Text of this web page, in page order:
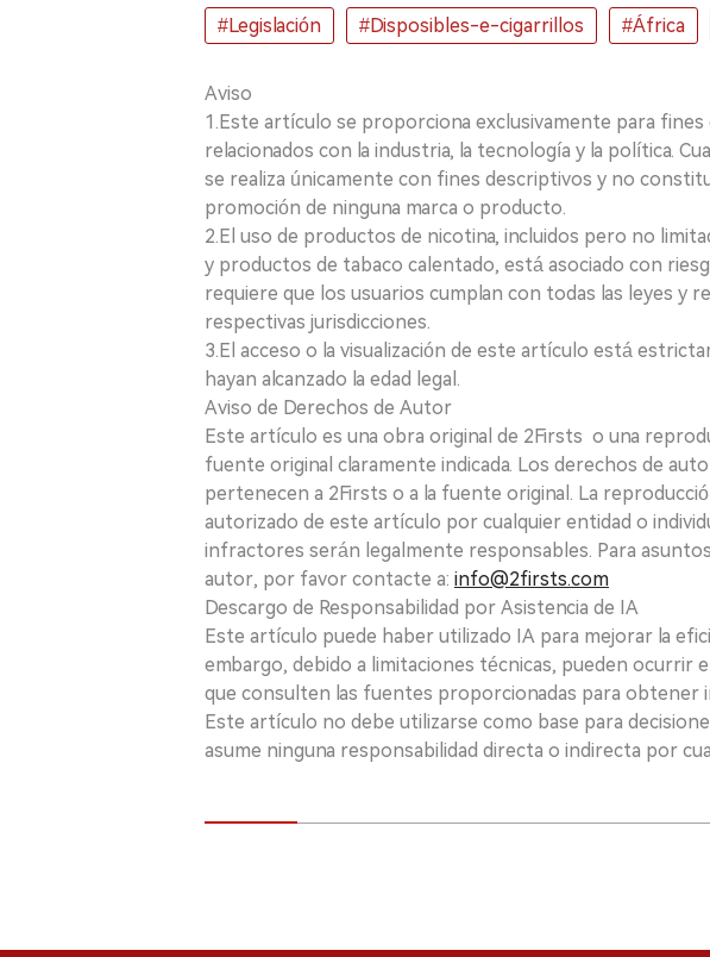
#Legislación #Disposibles-e-cigarrillos #África
Aviso
1.Este artículo se proporciona exclusivamente para fines
relacionados con la industria, la tecnología y la política.
se realiza únicamente con fines descriptivos y no
promoción de ninguna marca o producto.
2.El uso de productos de nicotina, incluidos pero no
y productos de tabaco calentado, está asociado con
requiere que los usuarios cumplan con todas las leyes y
respectivas jurisdicciones.
3.El acceso o la visualización de este artículo está
hayan alcanzado la edad legal.
Aviso de Derechos de Autor
Este artículo es una obra original de 2Firsts o una
fuente original claramente indicada. Los derechos de
pertenecen a 2Firsts o a la fuente original. La
autorizado de este artículo por cualquier entidad o
infractores serán legalmente responsables. Para
autor, por favor contacte a: info@2firsts.com
Descargo de Responsabilidad por Asistencia de IA
Este artículo puede haber utilizado IA para mejorar la
embargo, debido a limitaciones técnicas, pueden ocurrir
que consulten las fuentes proporcionadas para obtener
Este artículo no debe utilizarse como base para
asume ninguna responsabilidad directa o indirecta por